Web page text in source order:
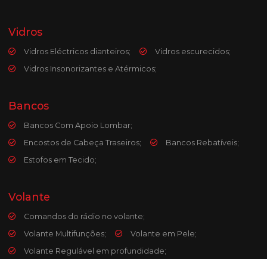
Vidros
Vidros Eléctricos dianteiros;
Vidros escurecidos;
Vidros Insonorizantes e Atérmicos;
Bancos
Bancos Com Apoio Lombar;
Encostos de Cabeça Traseiros;
Bancos Rebatíveis;
Estofos em Tecido;
Volante
Comandos do rádio no volante;
Volante Multifunções;
Volante em Pele;
Volante Regulável em profundidade;